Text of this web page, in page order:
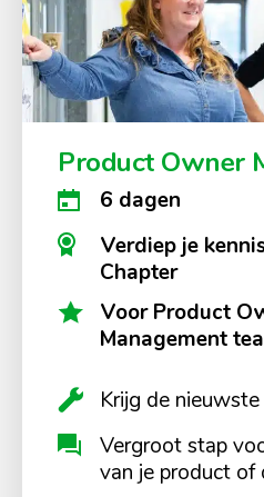
Product Owner
6 dagen
Verdiep je
Chapter
Voor Product
Management
Krijg de
Vergroot stap
van je product of